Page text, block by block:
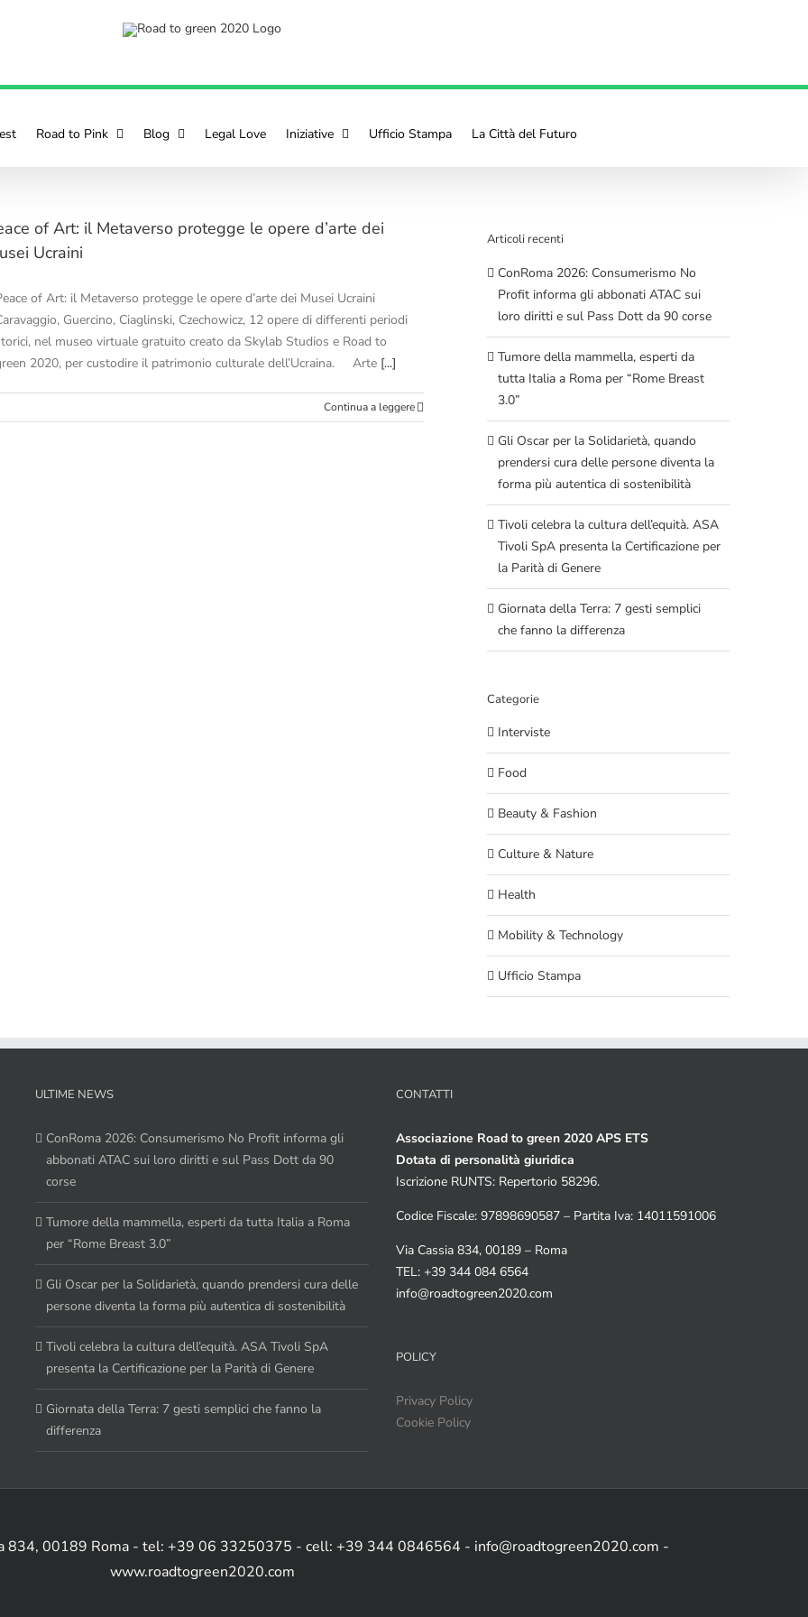
Road to Pink Blog Legal Love Iniziative Ufficio Stampa La Città del Futuro
of Art: il Metaverso protegge le opere d’arte dei
Ucraini
of Art: il Metaverso protegge le opere d’arte dei Musei Ucraini
Guercino, Ciaglinski, Czechowicz, 12 opere di differenti periodi
nel museo virtuale gratuito creato da Skylab Studios e Road to
2020, per custodire il patrimonio culturale dell’Ucraina. Arte [...]
Continua a leggere
Articoli recenti
ConRoma 2026: Consumerismo No
Profit informa gli abbonati ATAC sui
loro diritti e sul Pass Dott da 90 corse
Tumore della mammella, esperti da
tutta Italia a Roma per “Rome Breast
3.0”
Gli Oscar per la Solidarietà, quando
prendersi cura delle persone diventa la
forma più autentica di sostenibilità
Tivoli celebra la cultura dell’equità. ASA
Tivoli SpA presenta la Certificazione per
la Parità di Genere
Giornata della Terra: 7 gesti semplici
che fanno la differenza
Categorie
Interviste
Food
Beauty & Fashion
Culture & Nature
Health
Mobility & Technology
Ufficio Stampa
ULTIME NEWS
ConRoma 2026: Consumerismo No Profit informa gli
abbonati ATAC sui loro diritti e sul Pass Dott da 90
corse
Tumore della mammella, esperti da tutta Italia a Roma
per “Rome Breast 3.0”
Gli Oscar per la Solidarietà, quando prendersi cura delle
persone diventa la forma più autentica di sostenibilità
Tivoli celebra la cultura dell’equità. ASA Tivoli SpA
presenta la Certificazione per la Parità di Genere
Giornata della Terra: 7 gesti semplici che fanno la
differenza
CONTATTI
Associazione Road to green 2020 APS ETS
Dotata di personalità giuridica
Iscrizione RUNTS: Repertorio 58296.
Codice Fiscale: 97898690587 – Partita Iva: 14011591006
Via Cassia 834, 00189 – Roma
TEL: +39 344 084 6564
info@roadtogreen2020.com
POLICY
Privacy Policy
Cookie Policy
834, 00189 Roma - tel: +39 06 33250375 - cell: +39 344 0846564 - info@roadtogreen2020.com -
www.roadtogreen2020.com